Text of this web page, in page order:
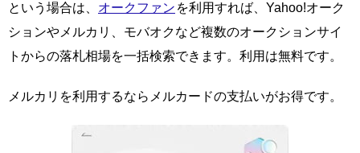
という場合は、 オークファン を利用すれば、Yahoo!オーク
ションやメルカリ、モバオクなど複数のオークションサイ
トからの落札相場を一括検索できます。利用は無料です。
メルカリを利用するならメルカードの支払いがお得です。